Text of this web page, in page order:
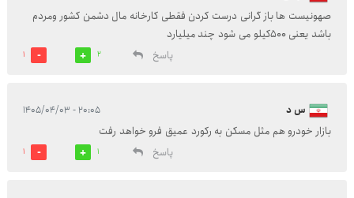
صهونیست ها باز گرانی درست کردن فقطی کارخانه مال دشمن کشور ومردم
باشد یعنی ۵۰۰کیلو می شود چند میلیارد
پاسخ
2
1
س د ۲۰:۰۵ - ۱۴۰۵/۰۴/۰۳
بازار خودرو هم مثل مسکن به رکورد عمیق فرو خواهد رفت
پاسخ
1
1